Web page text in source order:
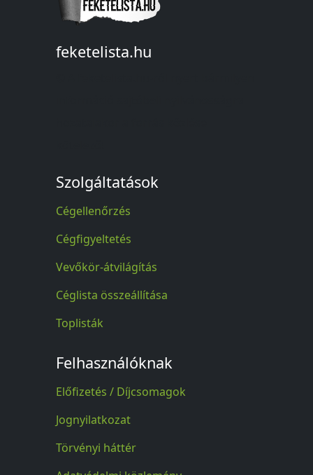
feketelista.hu
Szolgáltatások
Cégellenőrzés
Cégfigyeltetés
Vevőkör-átvilágítás
Céglista összeállítása
Toplisták
Felhasználóknak
Előfizetés / Díjcsomagok
Jognyilatkozat
Törvényi háttér